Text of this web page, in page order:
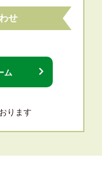
せ
ム
ります